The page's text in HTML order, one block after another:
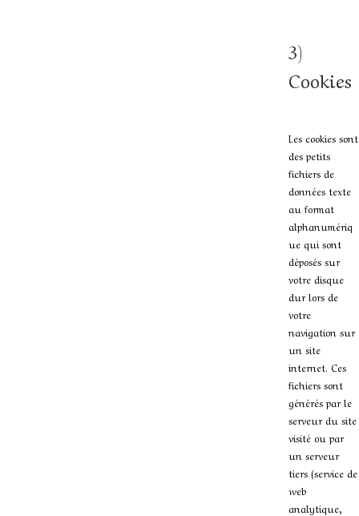
3)
Cookies
Les cookies sont
des petits
fichiers de
données texte
au format
alphanumériq
ue qui sont
déposés sur
votre disque
dur lors de
votre
navigation sur
un site
internet. Ces
fichiers sont
générés par le
serveur du site
visité ou par
un serveur
tiers (service de
web
analytique,